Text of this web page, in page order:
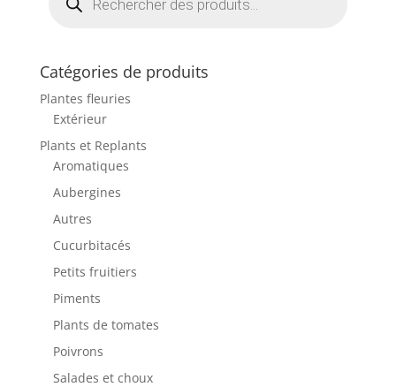
produits
Catégories de produits
Plantes fleuries
Extérieur
Plants et Replants
Aromatiques
Aubergines
Autres
Cucurbitacés
Petits fruitiers
Piments
Plants de tomates
Poivrons
Salades et choux